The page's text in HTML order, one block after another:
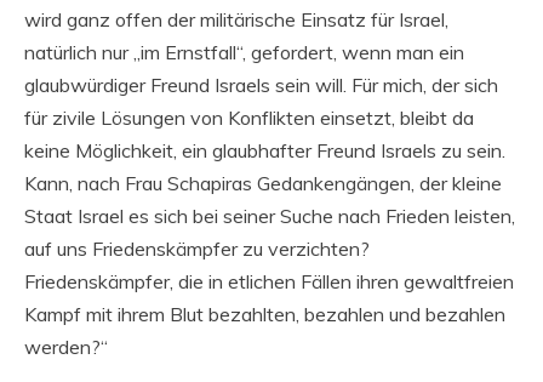
wird ganz offen der militärische Einsatz für Israel,
natürlich nur „im Ernstfall“, gefordert, wenn man ein
glaubwürdiger Freund Israels sein will. Für mich, der sich
für zivile Lösungen von Konflikten einsetzt, bleibt da
keine Möglichkeit, ein glaubhafter Freund Israels zu sein.
Kann, nach Frau Schapiras Gedankengängen, der kleine
Staat Israel es sich bei seiner Suche nach Frieden leisten,
auf uns Friedenskämpfer zu verzichten?
Friedenskämpfer, die in etlichen Fällen ihren gewaltfreien
Kampf mit ihrem Blut bezahlten, bezahlen und bezahlen
werden?“